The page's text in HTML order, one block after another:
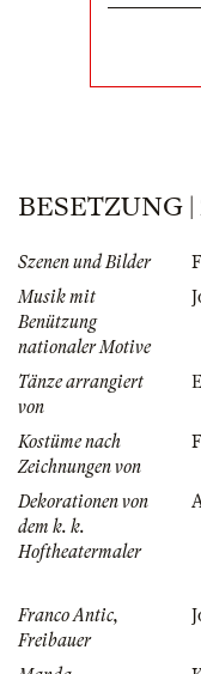
BESETZUNG |
Szenen und Bilder
Musik mit
Benützung
nationaler Motive
Tänze arrangiert
von
Kostüme nach
Zeichnungen von
Dekorationen von
dem k. k.
Hoftheatermaler
Franco Antic,
Freibauer